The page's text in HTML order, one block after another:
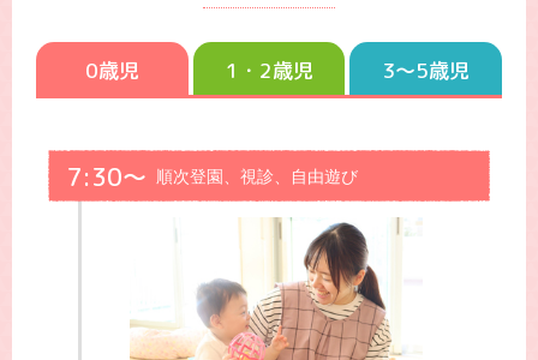
0歳児 1・2歳児 3～5歳児
7:30～ 順次登園、視診、自由遊び